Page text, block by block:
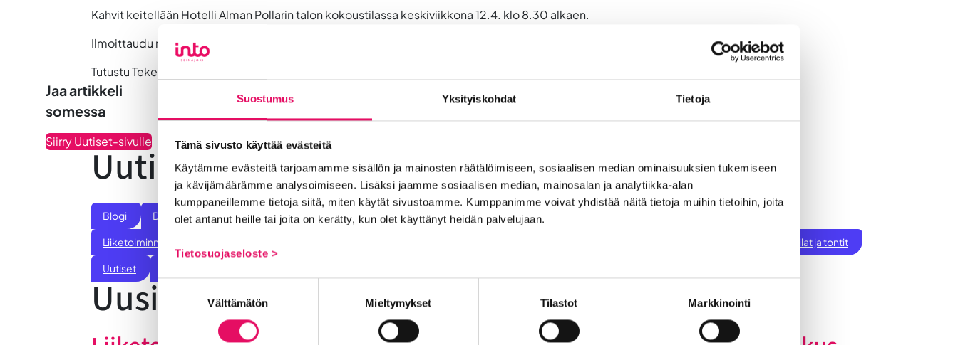
Suostumus Yksityiskohdat Tietoja
Tämä sivusto käyttää evästeitä
Käytämme evästeitä tarjoamamme sisällön ja mainosten räätälöimiseen, sosiaalisen median ominaisuuksien tukemiseen
ja kävijämäärämme analysoimiseen. Lisäksi jaamme sosiaalisen median, mainosalan ja analytiikka-alan
kumppaneillemme tietoja siitä, miten käytät sivustoamme. Kumppanimme voivat yhdistää näitä tietoja muihin tietoihin, joita
olet antanut heille tai joita on kerätty, kun olet käyttänyt heidän palvelujaan.
Tietosuojaseloste >
Välttämätön Mieltymykset Tilastot Markkinointi
Kahvit keitellään Hotelli Alman Pollarin talon kokoustilassa keskiviikkona 12.4. klo 8.30 alkaen.
Ilmoittaudu mukaan 10.4. mennessä.
Tutustu Tekele Productionsiin
Jaa artikkeli
somessa
Siirry Uutiset-sivulle
Uutiskategoriat
Blogi Digitalisaatio Ekosysteemi Into työpaikkana Kansainvälistyminen
Liiketoiminnan valmennukset Toimitilat ja tontit
Uutiset
Uusimmat uutiset